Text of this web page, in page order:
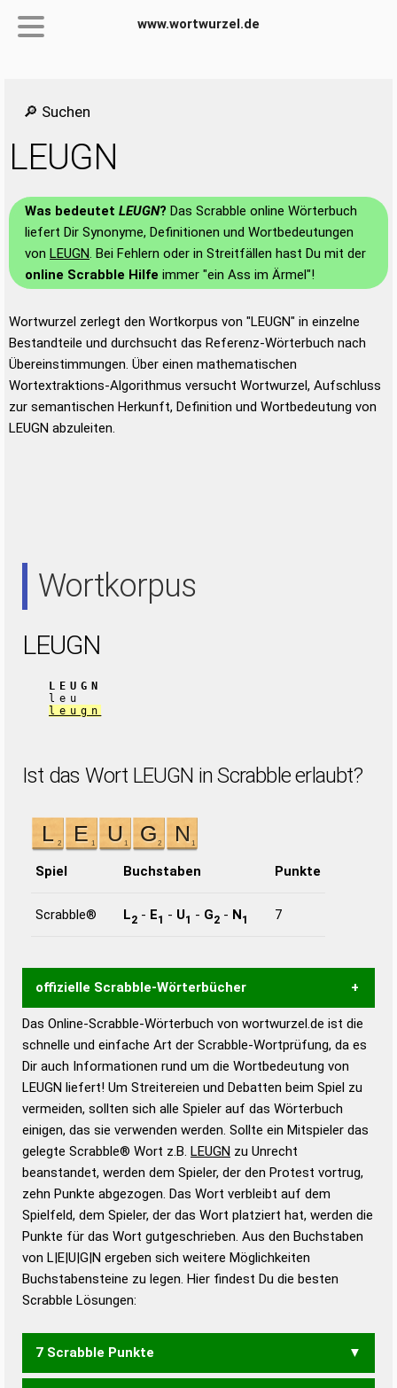
www.wortwurzel.de
🔎 Suchen
LEUGN
Was bedeutet LEUGN? Das Scrabble online Wörterbuch
liefert Dir Synonyme, Definitionen und Wortbedeutungen
von LEUGN. Bei Fehlern oder in Streitfällen hast Du mit der
online Scrabble Hilfe immer "ein Ass im Ärmel"!
Wortwurzel zerlegt den Wortkorpus von "LEUGN" in einzelne
Bestandteile und durchsucht das Referenz-Wörterbuch nach
Übereinstimmungen. Über einen mathematischen
Wortextraktions-Algorithmus versucht Wortwurzel, Aufschluss
zur semantischen Herkunft, Definition und Wortbedeutung von
LEUGN abzuleiten.
Wortkorpus
LEUGN
LEUGN
leu
leugn
Ist das Wort LEUGN in Scrabble erlaubt?
Spiel Buchstaben Punkte
Scrabble® L2 - E1 - U1 - G2 - N1 7
offizielle Scrabble-Wörterbücher
Wortwurzel liefert mit Hilfe eines semantischen
Wortanalyse-Algorithmus gute Anhaltspunkte zu
Wortbedeutung, Worttrennung und Wortform, um die
Gültigkeit eines Wortes für das Scrabble-Spiel zu
bestimmen!
zugelassene Turnier Scrabble-
Wörterbücher sind:
Duden – Standardwerk in 12 Bänden
Duden – Richtiges und gutes
Deutsch
Duden – Die deutsche Grammatik
Duden – Deutsches
Das Online-Scrabble-Wörterbuch von wortwurzel.de ist die
schnelle und einfache Art der Scrabble-Wortprüfung, da es
Dir auch Informationen rund um die Wortbedeutung von
LEUGN liefert! Um Streitereien und Debatten beim Spiel zu
vermeiden, sollten sich alle Spieler auf das Wörterbuch
einigen, das sie verwenden werden. Sollte ein Mitspieler das
gelegte Scrabble® Wort z.B. LEUGN zu Unrecht
beanstandet, werden dem Spieler, der den Protest vortrug,
zehn Punkte abgezogen. Das Wort verbleibt auf dem
Spielfeld, dem Spieler, der das Wort platziert hat, werden die
Punkte für das Wort gutgeschrieben. Aus den Buchstaben
von L|E|U|G|N ergeben sich weitere Möglichkeiten
Buchstabensteine zu legen. Hier findest Du die besten
Scrabble Lösungen:
7 Scrabble Punkte